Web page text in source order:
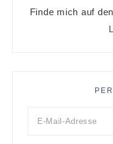
Finde mich auf